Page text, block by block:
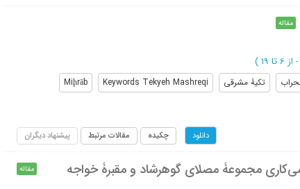
مقاله
از 6 تا 19 )
تکیۀ مشرقی Keywords Tekyeh Mashreqi
Miḩrāb
دانلود چکیده مقالات مرتبط پیشنهاد دیگران
مجموعۀ مصلای گوهرشاد و مقبرۀ خواجه
مقاله